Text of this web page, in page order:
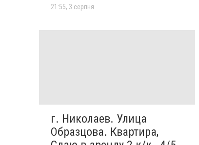
21:55, 3 серпня
г. Николаев. Улица
Образцова. Квартира,